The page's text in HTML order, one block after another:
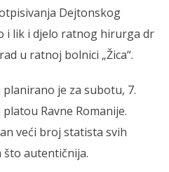
Dejtonskog
i lik i djelo ratnog hirurga dr
u ratnoj bolnici „Žica“.
je za subotu, 7.
Ravne Romanije.
veći broj statista svih
što autentičnija.